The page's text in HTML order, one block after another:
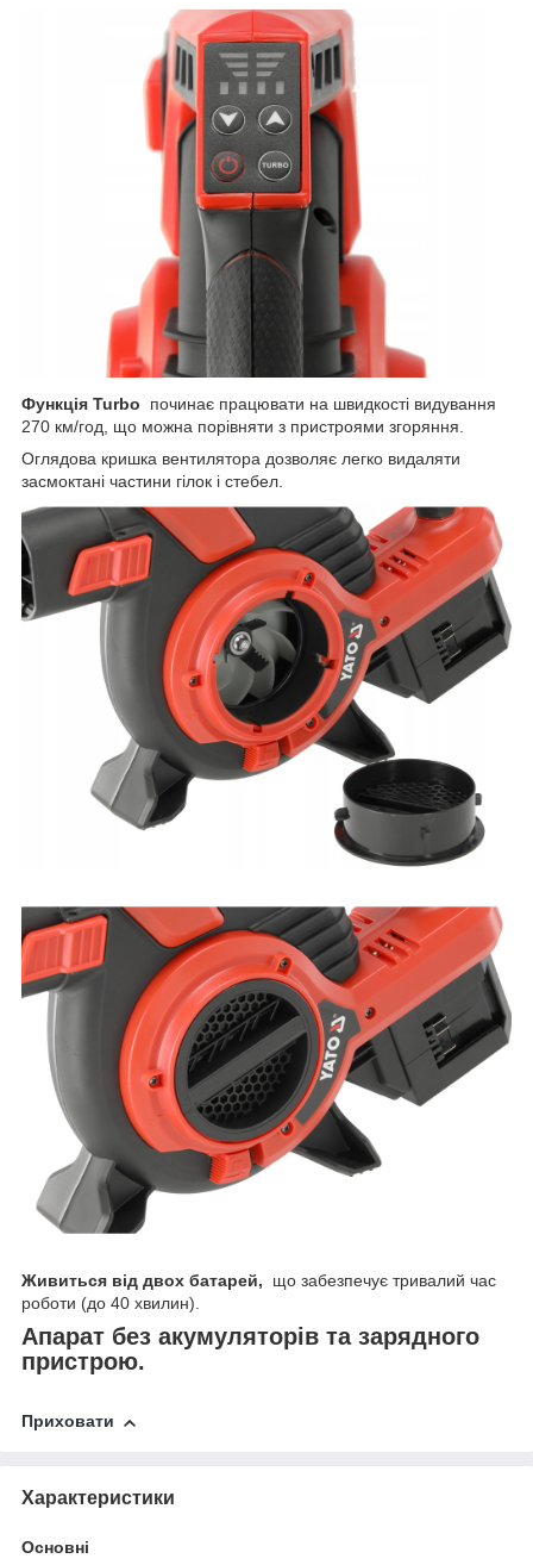
Функція Turbo
починає працювати на швидкості видування
270 км/год, що можна порівняти з пристроями згоряння.
Оглядова кришка вентилятора дозволяє легко видаляти
засмоктані частини гілок і стебел.
Живиться від двох батарей,
що забезпечує тривалий час
роботи (до 40 хвилин).
Апарат без акумуляторів та зарядного
пристрою.
Приховати
Характеристики
Основні